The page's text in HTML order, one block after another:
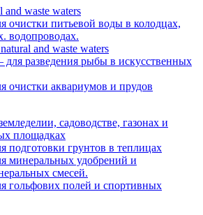
and waste waters
очистки питьевой воды в колодцах,
водопроводах.
and waste waters
для разведения рыбы в искусственных
очистки аквариумов и прудов
садоводстве, газонах и
площадках
подготовки грунтов в теплицах
минеральных удобрений и
смесей.
гольфових полей и спортивных